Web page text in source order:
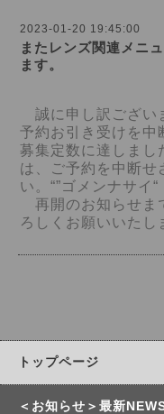
2023-01-20 19:45:00
またレンズ関連メニ
ます。
誠に申し訳ござい
予約お引き受けを中
募集定数に達しまし
は、ご予約を中断せ
い。“”ゴメンナサイ“
再開のお知らせま
ろしくお願いいた
トップページ
＜お知らせ＞最新